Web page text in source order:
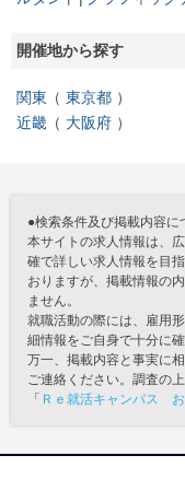
開催地から探す
関東
東京都
近畿
大阪府
●検索条件及び掲載内容に
本サイトの求人情報は、
確で詳しい求人情報を目
おりますが、掲載情報の
ません。
就職活動の際には、雇用
細情報をご自身で十分に
万一、掲載内容と事実に
ご連絡ください。調査の
「 Ｒｅ就活キャンパス